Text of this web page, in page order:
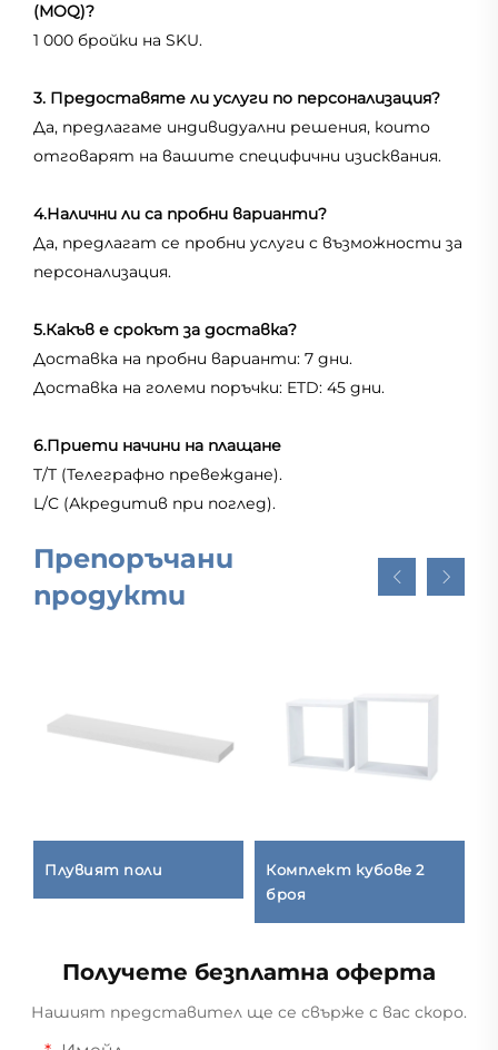
(MOQ)?
1 000 бройки на SKU.
3. Предоставяте ли услуги по персонализация?
Да, предлагаме индивидуални решения, които
отговарят на вашите специфични изисквания.
4.Налични ли са пробни варианти?
Да, предлагат се пробни услуги с възможности за
персонализация.
5.Какъв е срокът за доставка?
Доставка на пробни варианти: 7 дни.
Доставка на големи поръчки: ETD: 45 дни.
6.Приети начини на плащане
T/T (Телеграфно превеждане).
L/C (Акредитив при поглед).
Препоръчани
продукти
Плувият поли
Комплект кубове 2
броя
Получете безплатна оферта
Нашият представител ще се свърже с вас скоро.